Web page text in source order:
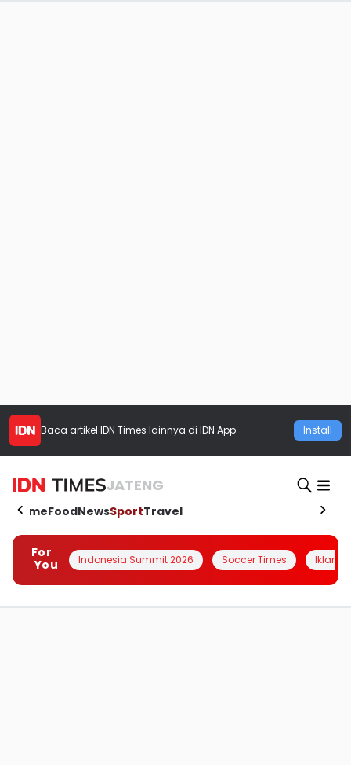
Baca artikel IDN Times lainnya di IDN App Install
JATENG
HomeFoodNewsSportTravel
For
You
Indonesia Summit 2026 Soccer Times Iklanin